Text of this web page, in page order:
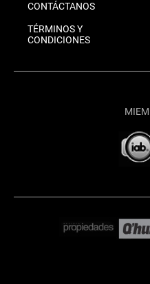
CONTÁCTANOS
TÉRMINOS Y
CONDICIONES